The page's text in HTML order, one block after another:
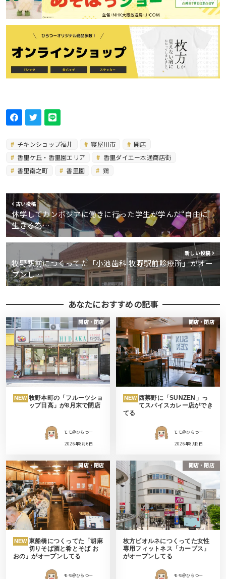
チキンショップ福井 寝屋川市
開店
香里ケ丘・香里園エリア
香里ダイエー本通商店街
香里南之町
香里園 鶏
古い投稿
休学してカンボジアに働きに行った学生が学んだ“自由に
生きる為…
新しい投稿
牧野駅前につくってた「小池歯科 牧野駅前診療所」がオー
プンし…
あなたにおすすめの記事
開店・閉店
NEW 牧野本町の「フルーツショ
ップ日高」が8月末で閉店
モモ＠ひらつー
2026年8月6日
開店・閉店
NEW 西禁野に「SUNZEN」っ
てスパイスカレー店ができ
てる
モモ＠ひらつー
2026年8月5日
開店・閉店
NEW 東船橋につくってた「胡麻
切りそば酒と肴とそば お
おの」がオープンしてる
モモ＠ひらつー
開店・閉店
枚方ビオルネにつくってた女性
専用フィットネス「カーブス」
がオープンしてる
モモ＠ひらつー